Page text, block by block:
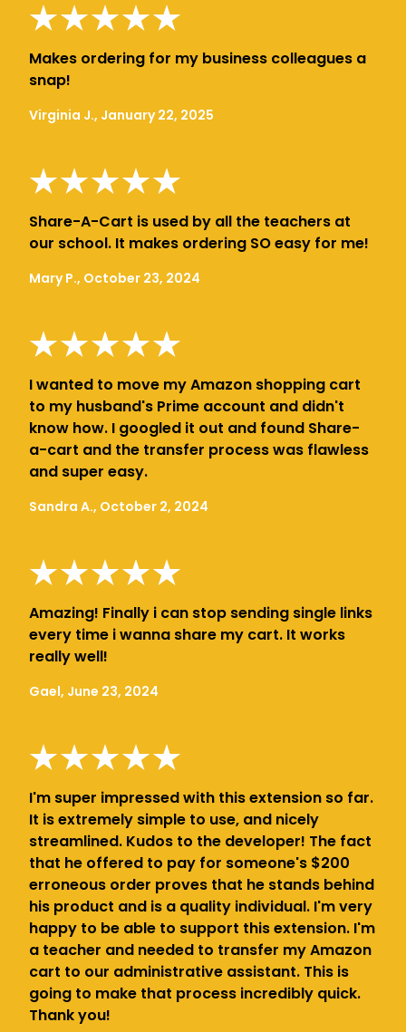
Makes ordering for my business colleagues a
snap!
Virginia J., January 22, 2025
Share-A-Cart is used by all the teachers at
our school. It makes ordering SO easy for me!
Mary P., October 23, 2024
I wanted to move my Amazon shopping cart
to my husband's Prime account and didn't
know how. I googled it out and found Share-
a-cart and the transfer process was flawless
and super easy.
Sandra A., October 2, 2024
Amazing! Finally i can stop sending single links
every time i wanna share my cart. It works
really well!
Gael, June 23, 2024
I'm super impressed with this extension so far.
It is extremely simple to use, and nicely
streamlined. Kudos to the developer! The fact
that he offered to pay for someone's $200
erroneous order proves that he stands behind
his product and is a quality individual. I'm very
happy to be able to support this extension. I'm
a teacher and needed to transfer my Amazon
cart to our administrative assistant. This is
going to make that process incredibly quick.
Thank you!